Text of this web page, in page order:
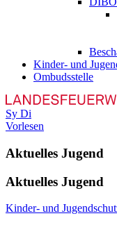
Kinder- und
Ombudsstelle
Sy Di
Vorlesen
Aktuelles Jugend
Aktuelles Jugend
Kinder- und